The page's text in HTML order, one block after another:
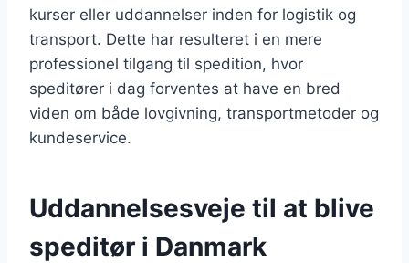
kurser eller uddannelser inden for logistik og
transport. Dette har resulteret i en mere
professionel tilgang til spedition, hvor
speditører i dag forventes at have en bred
viden om både lovgivning, transportmetoder og
kundeservice.
Uddannelsesveje til at blive
speditør i Danmark